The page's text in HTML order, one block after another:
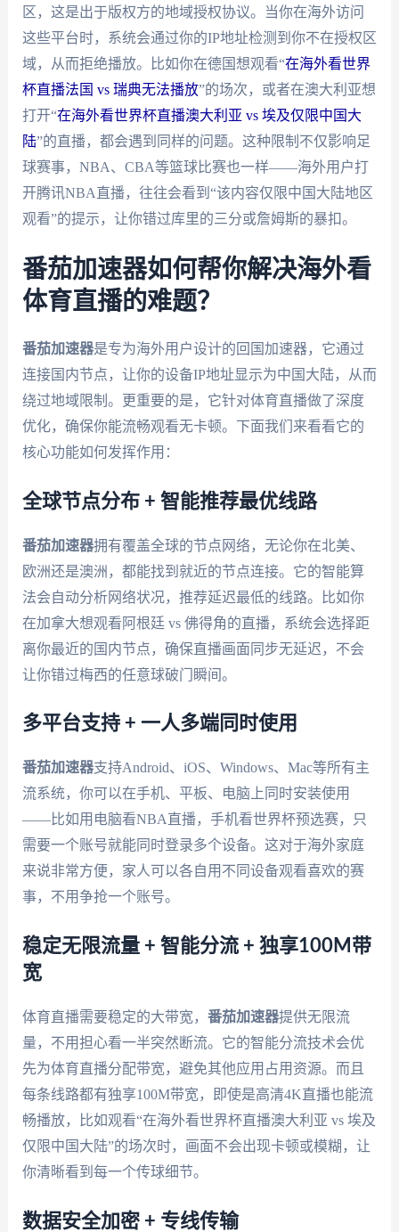
区，这是出于版权方的地域授权协议。当你在海外访问
这些平台时，系统会通过你的IP地址检测到你不在授权区
域，从而拒绝播放。比如你在德国想观看“在海外看世界
杯直播法国 vs 瑞典无法播放”的场次，或者在澳大利亚想
打开“在海外看世界杯直播澳大利亚 vs 埃及仅限中国大
陆”的直播，都会遇到同样的问题。这种限制不仅影响足
球赛事，NBA、CBA等篮球比赛也一样——海外用户打
开腾讯NBA直播，往往会看到“该内容仅限中国大陆地区
观看”的提示，让你错过库里的三分或詹姆斯的暴扣。
番茄加速器如何帮你解决海外看
体育直播的难题？
番茄加速器是专为海外用户设计的回国加速器，它通过
连接国内节点，让你的设备IP地址显示为中国大陆，从而
绕过地域限制。更重要的是，它针对体育直播做了深度
优化，确保你能流畅观看无卡顿。下面我们来看看它的
核心功能如何发挥作用：
全球节点分布 + 智能推荐最优线路
番茄加速器拥有覆盖全球的节点网络，无论你在北美、
欧洲还是澳洲，都能找到就近的节点连接。它的智能算
法会自动分析网络状况，推荐延迟最低的线路。比如你
在加拿大想观看阿根廷 vs 佛得角的直播，系统会选择距
离你最近的国内节点，确保直播画面同步无延迟，不会
让你错过梅西的任意球破门瞬间。
多平台支持 + 一人多端同时使用
番茄加速器支持Android、iOS、Windows、Mac等所有主
流系统，你可以在手机、平板、电脑上同时安装使用
——比如用电脑看NBA直播，手机看世界杯预选赛，只
需要一个账号就能同时登录多个设备。这对于海外家庭
来说非常方便，家人可以各自用不同设备观看喜欢的赛
事，不用争抢一个账号。
稳定无限流量 + 智能分流 + 独享100M带
宽
体育直播需要稳定的大带宽， 番茄加速器提供无限流
量，不用担心看一半突然断流。它的智能分流技术会优
先为体育直播分配带宽，避免其他应用占用资源。而且
每条线路都有独享100M带宽，即使是高清4K直播也能流
畅播放，比如观看“在海外看世界杯直播澳大利亚 vs 埃及
仅限中国大陆”的场次时，画面不会出现卡顿或模糊，让
你清晰看到每一个传球细节。
数据安全加密 + 专线传输